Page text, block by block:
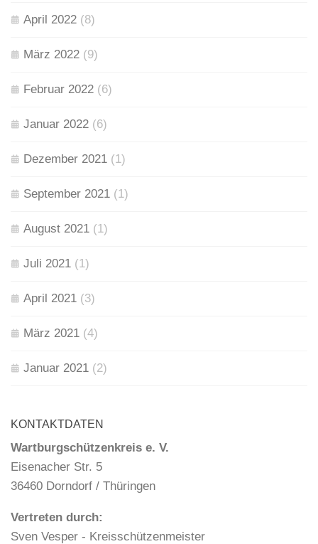
April 2022 (8)
März 2022 (9)
Februar 2022 (6)
Januar 2022 (6)
Dezember 2021 (1)
September 2021 (1)
August 2021 (1)
Juli 2021 (1)
April 2021 (3)
März 2021 (4)
Januar 2021 (2)
KONTAKTDATEN
Wartburgschützenkreis e. V.
Eisenacher Str. 5
36460 Dorndorf / Thüringen
Vertreten durch:
Sven Vesper - Kreisschützenmeister